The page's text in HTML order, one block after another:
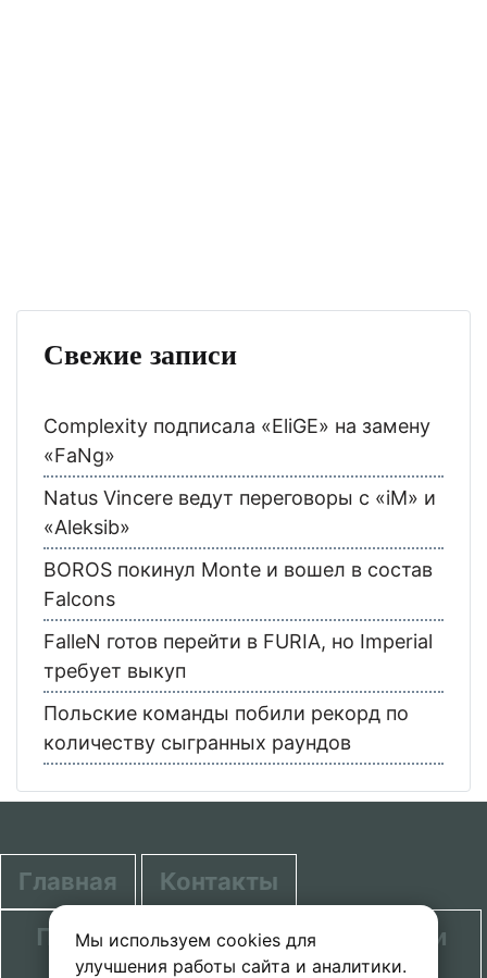
Мы используем cookies для
улучшения работы сайта и аналитики.
Свежие записи
Complexity подписала «EliGE» на замену
«FaNg»
Natus Vincere ведут переговоры с «iM» и
«Aleksib»
BOROS покинул Monte и вошел в состав
Falcons
FalleN готов перейти в FURIA, но Imperial
требует выкуп
Польские команды побили рекорд по
количеству сыгранных раундов
Главная
Контакты
Политика в отношении обработки